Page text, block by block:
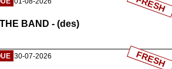
BAND - (des)
30-07-2026 FRESH